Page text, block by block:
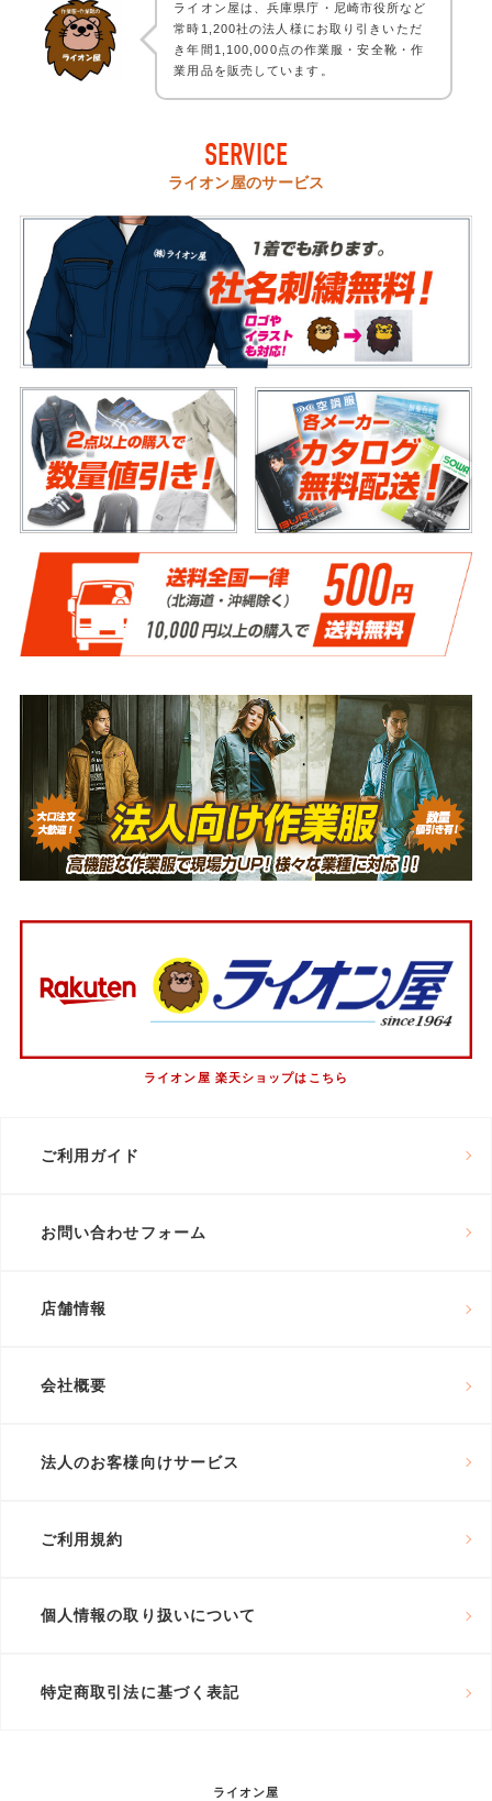
ライオン屋は、兵庫県庁・尼崎市役所など
常時1,200社の法人様にお取り引きいただ
き年間1,100,000点の作業服・安全靴・作
業用品を販売しています。
SERVICE
ライオン屋のサービス
ライオン屋 楽天ショップはこちら
ご利用ガイド
お問い合わせフォーム
店舗情報
会社概要
法人のお客様向けサービス
ご利用規約
個人情報の取り扱いについて
特定商取引法に基づく表記
ライオン屋